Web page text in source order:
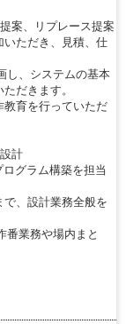
案、リプレース提案
いただき、見積、仕
し、システムの基本
だきます。
教育を行っていただ
計
グラム構築を担当
で、設計業務全般を
番業務や場内まと